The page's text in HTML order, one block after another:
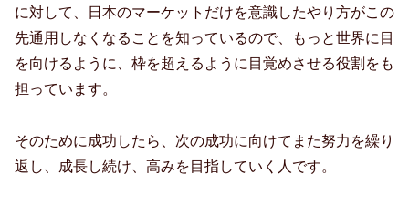
に対して、日本のマーケットだけを意識したやり方がこの
先通用しなくなることを知っているので、もっと世界に目
を向けるように、枠を超えるように目覚めさせる役割をも
担っています。
そのために成功したら、次の成功に向けてまた努力を繰り
返し、成長し続け、高みを目指していく人です。